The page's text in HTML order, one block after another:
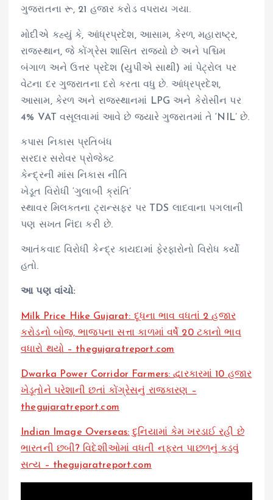
ગુજરાતના રૂ, 21 હજાર કરોડ વપરાય ગયા.
મોદીએ કહ્યું કે, આંધ્રપ્રદેશ, આસામ, કેરળ, મહારાષ્ટ્ર,
રાજસ્થાન, જે કોંગ્રેસ શાસિત રાજ્યો છે અને પશ્ચિમ
બંગાળ અને ઉત્તર પ્રદેશ (યુપીએ સાથી) માં પેટ્રોલ પર
વેટના દર ગુજરાતના દરો કરતા વધુ છે. આંધ્રપ્રદેશ,
આસામ, કેરળ અને રાજસ્થાનમાં LPG અને કેરોસીન પર
4% VAT વસૂલવામાં આવે છે જ્યારે ગુજરાતમાં તે ‘NIL’ છે.
કપાસ નિકાસ પ્રતિબંધ
સરદાર સરોવર પ્રોજેક્ટ
કેન્દ્રની માંસ નિકાસ નીતિ
ખેડૂત વિરોધી ‘ગુલાબી ક્રાંતિ’
સ્થાવર મિલકતના ટ્રાન્સફર પર TDS લાદવાના પગલાની
પણ સખત નિંદા કરી છે.
આતંકવાદ વિરોધી કેન્દ્ર કાયદામાં ફેરફારોનો વિરોધ કર્યો
હતો.
આ પણ વાંચો:
Milk Price Hike Gujarat: દૂધના ભાવ વધતાં 2 હજાર
કરોડનો બોજ, ભાજપના સત્તા કાળમાં વર્ષે 20 ટકાનો ભાવ
વધારો થયો – thegujaratreport.com
Dwarka Power Corridor Farmers: દ્વારકારમાં 10 હજાર
ખેડૂતોને પરેશાની છતાં કોંગ્રેસનું રાજકારણ –
thegujaratreport.com
Indian Image Overseas: દુનિયામાં કેમ ખરડાઈ રહી છે
ભારતની છબી? વિદેશીઓમાં વધતી નફરત પાછળનું કડવું
સત્ય – thegujaratreport.com